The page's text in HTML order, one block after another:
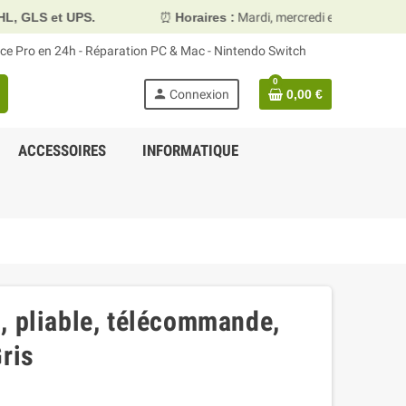
et UPS. Horaires :Mardi, mercredi et vendredi
Pro en 24h - Réparation PC & Mac - Nintendo Switch
person Connexion
0
0,00 €
ACCESSOIRES INFORMATIQUE
pliable, télécommande,